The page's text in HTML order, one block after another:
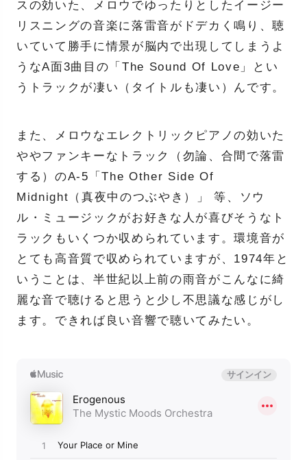
スの効いた、メロウでゆったりとしたイージー
リスニングの音楽に落雷音がドデカく鳴り、聴
いていて勝手に情景が脳内で出現してしまうよ
うなA面3曲目の「The Sound Of Love」とい
うトラックが凄い（タイトルも凄い）んです。
また、メロウなエレクトリックピアノの効いた
ややファンキーなトラック（勿論、合間で落雷
する）のA-5「The Other Side Of
Midnight（真夜中のつぶやき）」 等、ソウ
ル・ミュージックがお好きな人が喜びそうなト
ラックもいくつか収められています。環境音が
とても高音質で収められていますが、1974年と
いうことは、半世紀以上前の雨音がこんなに綺
麗な音で聴けると思うと少し不思議な感じがし
ます。できれば良い音響で聴いてみたい。